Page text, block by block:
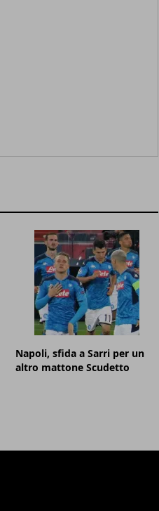
Napoli, sfida a Sarri per un
altro mattone Scudetto